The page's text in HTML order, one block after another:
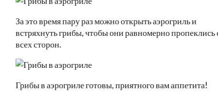
За это время пару раз можно открыть аэрогриль и
встряхнуть грибы, чтобы они равномерно пропеклись
всех сторон.
Грибы в аэрогриле готовы, приятного вам аппетита!